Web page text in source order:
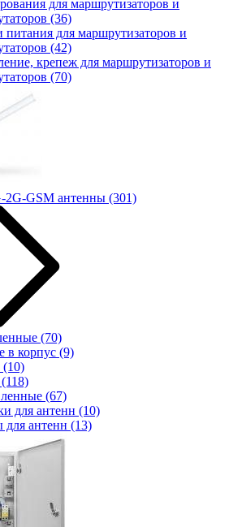
для маршрутизаторов и
(36)
питания для маршрутизаторов и
(42)
крепеж для маршрутизаторов и
(70)
2G-GSM антенны (301)
(70)
в корпус (9)
(10)
(118)
(67)
для антенн (10)
для антенн (13)